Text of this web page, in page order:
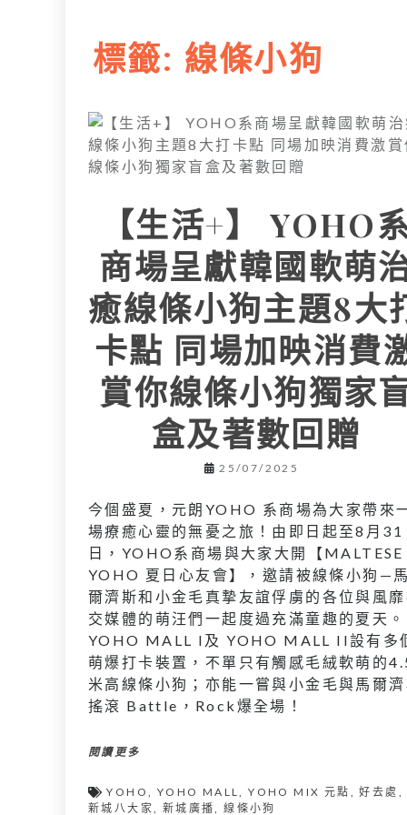
標籤: 線條小狗
【生活+】 YOHO
商場呈獻韓國軟萌
癒線條小狗主題8大
卡點 同場加映消費
賞你線條小狗獨家
盒及著數回贈
25/07/2025
今個盛夏，元朗YOHO 系商場為大家帶來
場療癒心靈的無憂之旅！由即日起至8月31
日，YOHO系商場與大家大開【MALTESE
YOHO 夏日心友會】，邀請被線條小狗—馬
爾濟斯和小金毛真摯友誼俘虜的各位與風靡
交媒體的萌汪們一起度過充滿童趣的夏天。
YOHO MALL I及 YOHO MALL II設有多
萌爆打卡裝置，不單只有觸感毛絨軟萌的
米高線條小狗；亦能一嘗與小金毛與馬爾
搖滾 Battle，Rock爆全場！
閱讀更多
YOHO, YOHO MALL,YOHO MIX 元點 ,好去處 ,
新城八大家, 新城廣播,線條小狗